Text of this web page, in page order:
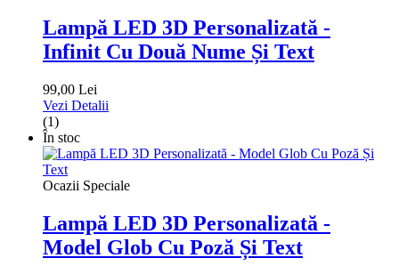
Lampă LED 3D Personalizată -
Infinit Cu Două Nume Și Text
99,00 Lei
Vezi Detalii
(1)
În stoc
Ocazii Speciale
Lampă LED 3D Personalizată -
Model Glob Cu Poză Și Text